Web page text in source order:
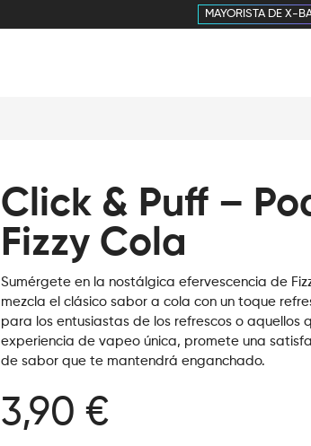
MAYORISTA DE X-
Click & Puff –
Fizzy Cola
Sumérgete en la nostálgica efervescencia de
mezcla el clásico sabor a cola con un toque
para los entusiastas de los refrescos o aquellos
experiencia de vapeo única, promete una
de sabor que te mantendrá enganchado.
3,90 €